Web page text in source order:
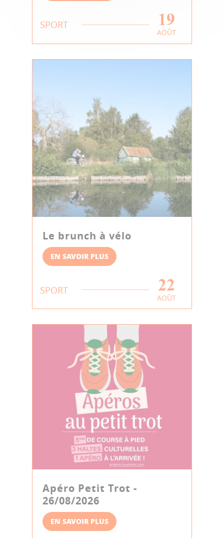
SPORT 19
AOÛT
Le brunch à vélo
EN SAVOIR PLUS
SPORT 22
AOÛT
Apéro Petit Trot -
26/08/2026
EN SAVOIR PLUS